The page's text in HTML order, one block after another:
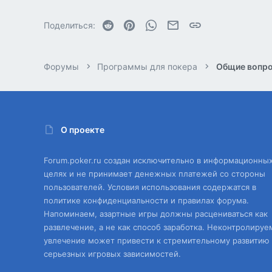
Поделиться: Reddit PinterestWhatsAppЭлектронная почта
Форумы Программы для покера Общие
О проекте
Forum.poker.ru создан исключительно в
целях и не принимает денежных платежей со стороны
пользователей. Условия использования содержатся в
политике конфиденциальности и правилах форума.
Напоминаем, азартные игры должны расцениваться как
развлечение, а не как способ заработка.
увлечение может привести к стремительному развитию
серьезных игровых зависимостей.